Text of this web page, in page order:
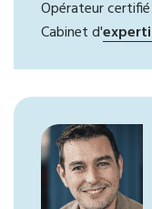
Opérateur
Cabinet d'